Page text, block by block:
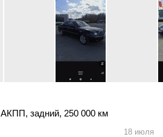
АКПП, задний, 250 000 км
18 июля